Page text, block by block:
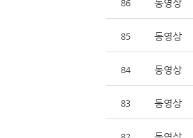
86 동영상
85 동영상
84 동영상
83 동영상